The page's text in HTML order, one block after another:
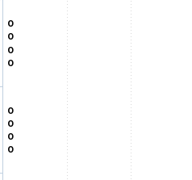
0
0
0
0
0
0
0
0